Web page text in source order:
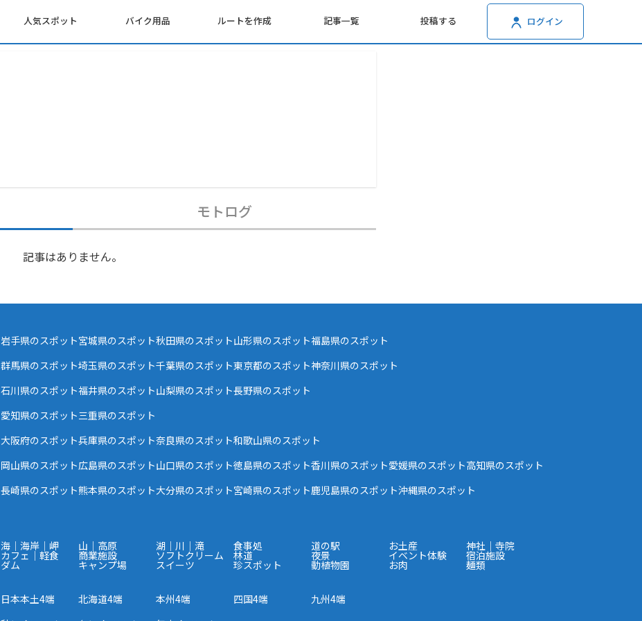
人気スポット バイク用品 ルートを作成 記事一覧 投稿する ログイン
モトログ
記事はありません。
岩手県のスポット宮城県のスポット秋田県のスポット山形県のスポット福島県のスポット
群馬県のスポット埼玉県のスポット千葉県のスポット東京都のスポット神奈川県のスポット
石川県のスポット福井県のスポット山梨県のスポット長野県のスポット
愛知県のスポット三重県のスポット
大阪府のスポット兵庫県のスポット奈良県のスポット和歌山県のスポット
岡山県のスポット広島県のスポット山口県のスポット徳島県のスポット香川県のスポット愛媛県のスポット高知県のスポット
長崎県のスポット熊本県のスポット大分県のスポット宮崎県のスポット鹿児島県のスポット沖縄県のスポット
海｜海岸｜岬 山｜高原 湖｜川｜滝 食事処 道の駅 お土産 神社｜寺院
カフェ｜軽食 商業施設 ソフトクリーム 林道 夜景 イベント体験 宿泊施設
ダム キャンプ場 スイーツ 珍スポット 動植物園 お肉 麺類
日本本土4端 北海道4端 本州4端 四国4端 九州4端